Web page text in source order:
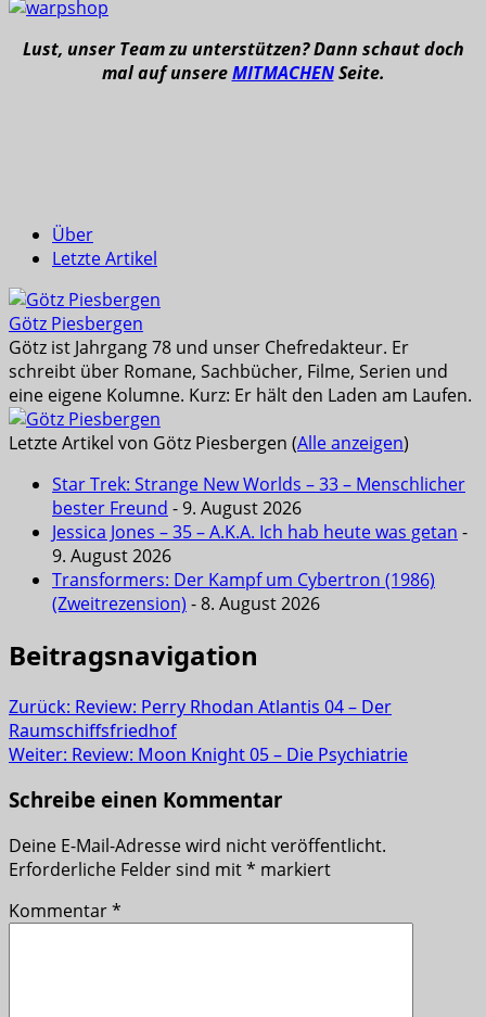
Lust, unser Team zu unterstützen? Dann schaut doch
mal auf unsereMITMACHENSeite.
Über
Letzte Artikel
Götz Piesbergen
Götz ist Jahrgang 78 und unser Chefredakteur. Er
schreibt über Romane, Sachbücher, Filme, Serien und
eine eigene Kolumne. Kurz: Er hält den Laden am Laufen.
Letzte Artikel von Götz Piesbergen (Alle anzeigen)
Star Trek: Strange New Worlds – 33 – Menschlicher
bester Freund - 9. August 2026
Jessica Jones – 35 – A.K.A. Ich hab heute was getan -
9. August 2026
Transformers: Der Kampf um Cybertron (1986)
(Zweitrezension) - 8. August 2026
Beitragsnavigation
Zurück: Review: Perry Rhodan Atlantis 04 – Der
Raumschiffsfriedhof
Weiter: Review: Moon Knight 05 – Die Psychiatrie
Schreibe einen Kommentar
Deine E-Mail-Adresse wird nicht veröffentlicht.
Erforderliche Felder sind mit* markiert
Kommentar*